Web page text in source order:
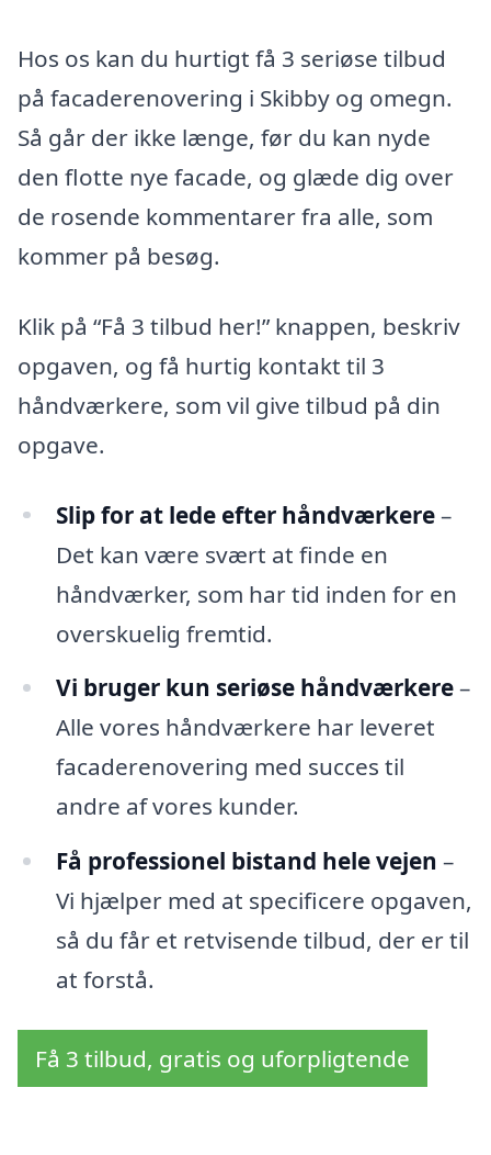
Hos os kan du hurtigt få 3 seriøse tilbud
på facaderenovering i Skibby og omegn.
Så går der ikke længe, før du kan nyde
den flotte nye facade, og glæde dig over
de rosende kommentarer fra alle, som
kommer på besøg.
Klik på “Få 3 tilbud her!” knappen, beskriv
opgaven, og få hurtig kontakt til 3
håndværkere, som vil give tilbud på din
opgave.
Slip for at lede efter håndværkere–
Det kan være svært at finde en
håndværker, som har tid inden for en
overskuelig fremtid.
Vi bruger kun seriøse håndværkere–
Alle vores håndværkere har leveret
facaderenovering med succes til
andre af vores kunder.
Få professionel bistand hele vejen –
Vi hjælper med at specificere opgaven,
så du får et retvisende tilbud, der er til
at forstå.
Få 3 tilbud, gratis og uforpligtende